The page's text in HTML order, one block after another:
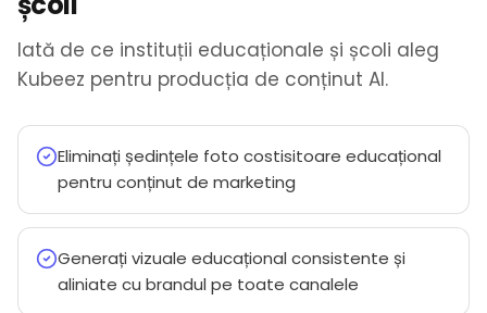
Iată de ce instituții educaționale și școli aleg
Kubeez pentru producția de conținut AI.
Eliminați ședințele foto costisitoare educațional
pentru conținut de marketing
Generați vizuale educațional consistente și
aliniate cu brandul pe toate canalele